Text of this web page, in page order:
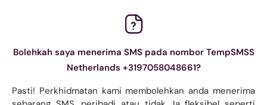
Bolehkah saya menerima SMS pada nombor TempSMSS
Netherlands +3197058048661?
Pasti! Perkhidmatan kami membolehkan anda menerima